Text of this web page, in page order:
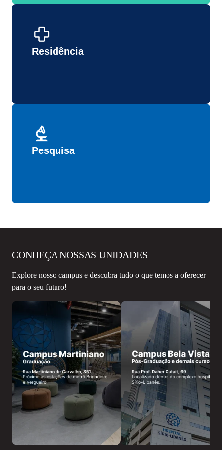
Residência
Pesquisa
CONHEÇA NOSSAS UNIDADES
Explore nosso campus e descubra tudo o que temos a oferecer
para o seu futuro!